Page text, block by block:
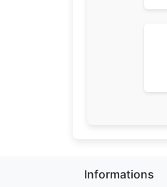
Informations